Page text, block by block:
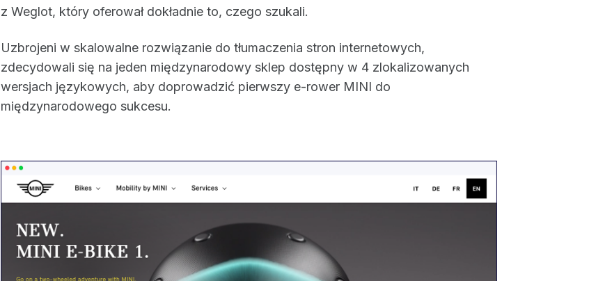
z Weglot, który oferował dokładnie to, czego szukali.
Uzbrojeni w skalowalne rozwiązanie do tłumaczenia stron internetowych,
zdecydowali się na jeden międzynarodowy sklep dostępny w 4 zlokalizowanych
wersjach językowych, aby doprowadzić pierwszy e-rower MINI do
międzynarodowego sukcesu.